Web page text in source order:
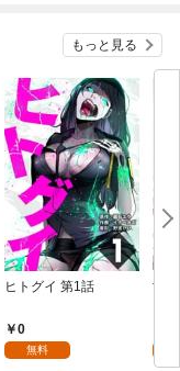
もっと見る
ヒトグイ 第1話
0
無料
世